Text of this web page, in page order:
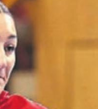
Daphne
Im Sommer
Mit dem
Einerseits
die erste
der Nati eine der